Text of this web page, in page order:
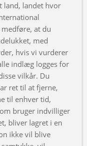
land, landet hvor
at du
med
hvis vi vurderer
indlæg logges for
vilkår. Du
ret til at fjerne,
til enhver tid,
bruger indvilliger
bliver lagret i en
ikke vil blive